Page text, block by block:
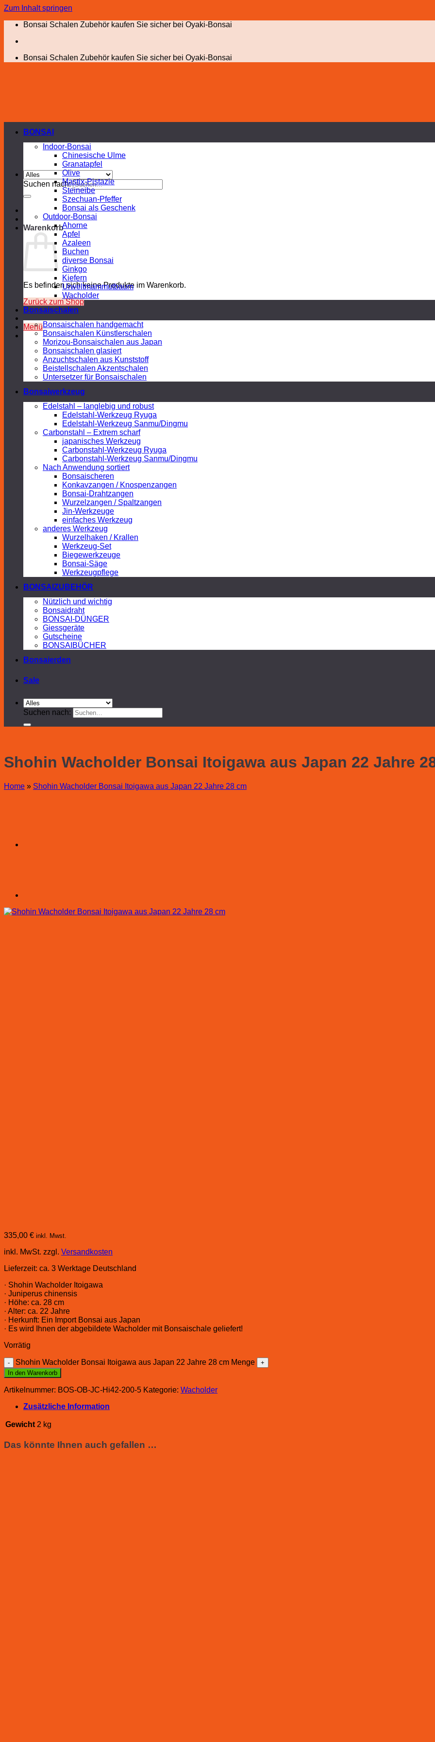
Zum Inhalt springen
Bonsai Schalen Zubehör kaufen Sie sicher bei Oyaki-Bonsai
Bonsai Schalen Zubehör kaufen Sie sicher bei Oyaki-Bonsai
Suchen nach:
Warenkorb
Es befinden sich keine Produkte im Warenkorb.
Zurück zum Shop
Menü
BONSAI
Indoor-Bonsai
Chinesische Ulme
Granatapfel
Olive
Mastix-Pistazie
Steineibe
Szechuan-Pfeffer
Bonsai als Geschenk
Outdoor-Bonsai
Ahorne
Apfel
Azaleen
Buchen
diverse Bonsai
Ginkgo
Kiefern
Urweltmammutbaum
Wacholder
Bonsaischalen
Bonsaischalen handgemacht
Bonsaischalen Künstlerschalen
Morizou-Bonsaischalen aus Japan
Bonsaischalen glasiert
Anzuchtschalen aus Kunststoff
Beistellschalen Akzentschalen
Untersetzer für Bonsaischalen
Bonsaiwerkzeug
Edelstahl – langlebig und robust
Edelstahl-Werkzeug Ryuga
Edelstahl-Werkzeug Sanmu/Dingmu
Carbonstahl – Extrem scharf
japanisches Werkzeug
Carbonstahl-Werkzeug Ryuga
Carbonstahl-Werkzeug Sanmu/Dingmu
Nach Anwendung sortiert
Bonsaischeren
Konkavzangen / Knospenzangen
Bonsai-Drahtzangen
Wurzelzangen / Spaltzangen
Jin-Werkzeuge
einfaches Werkzeug
anderes Werkzeug
Wurzelhaken / Krallen
Werkzeug-Set
Biegewerkzeuge
Bonsai-Säge
Werkzeugpflege
BONSAIZUBEHÖR
Nützlich und wichtig
Bonsaidraht
BONSAI-DÜNGER
Giessgeräte
Gutscheine
BONSAIBÜCHER
Bonsaierden
Sale
Suchen nach:
Shohin Wacholder Bonsai Itoigawa aus Japan 22 Jahre
Home » Shohin Wacholder Bonsai Itoigawa aus Japan 22 Jahre 28 cm
335,00 € inkl. Mwst.
inkl. MwSt. zzgl. Versandkosten
Lieferzeit: ca. 3 Werktage Deutschland
· Shohin Wacholder Itoigawa
· Juniperus chinensis
· Höhe: ca. 28 cm
· Alter: ca. 22 Jahre
· Herkunft: Ein Import Bonsai aus Japan
· Es wird Ihnen der abgebildete Wacholder mit Bonsaischale geliefert!
Vorrätig
Shohin Wacholder Bonsai Itoigawa aus Japan 22 Jahre 28 cm Menge
In den Warenkorb
Artikelnummer: BOS-OB-JC-Hi42-200-5 Kategorie: Wacholder
Zusätzliche Information
Gewicht 2 kg
Das könnte Ihnen auch gefallen …